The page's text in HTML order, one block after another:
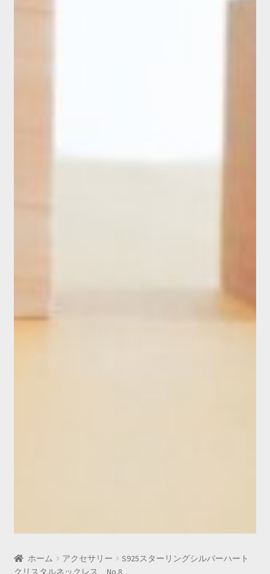
ホーム アクセサリー
S925スターリングシルバーハート
クリスタルネックレス No.8